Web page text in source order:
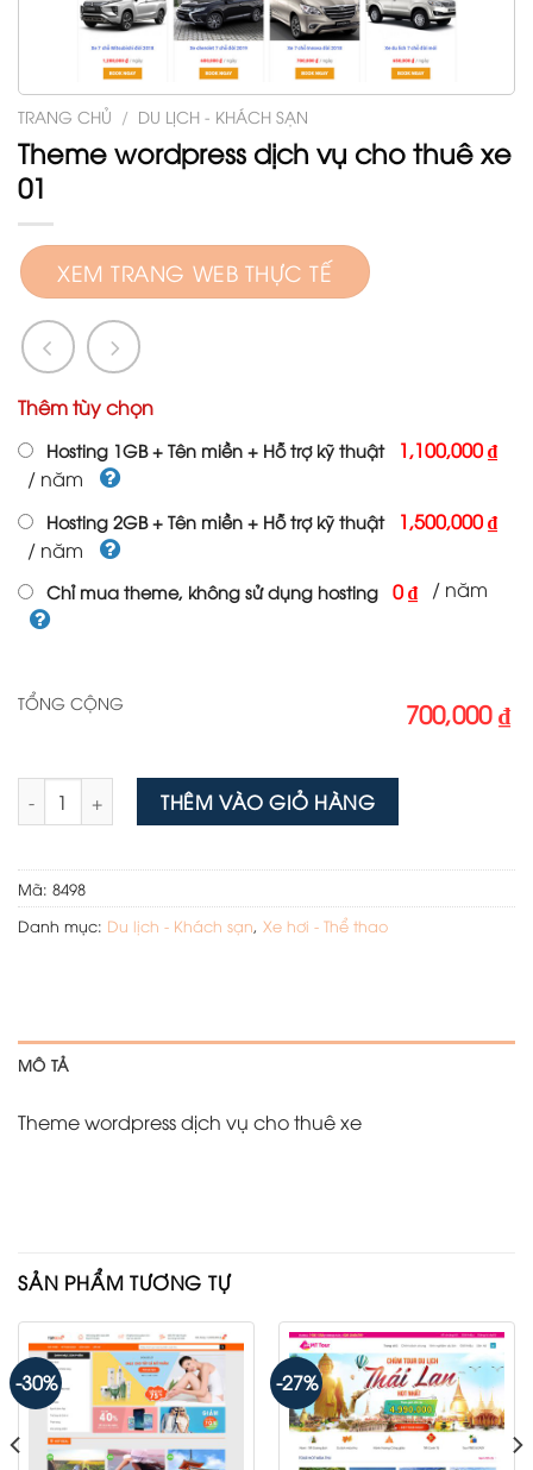
TRANG CHỦ / DU LỊCH - KHÁCH SẠN
Theme wordpress dịch vụ cho thuê xe
01
XEM TRANG WEB THỰC TẾ
Thêm tùy chọn
Hosting 1GB + Tên miền + Hỗ trợ kỹ thuật
1,100,000 ₫
/ năm
Hosting 2GB + Tên miền + Hỗ trợ kỹ thuật
1,500,000 ₫
/ năm
Chỉ mua theme, không sử dụng hosting 0 ₫ / năm
TỔNG CỘNG 700,000 ₫
Theme wordpress dịch vụ cho thuê xe 01 số lượng
THÊM VÀO GIỎ HÀNG
Mã: 8498
Danh mục: Du lịch - Khách sạn, Xe hơi - Thể thao
MÔ TẢ
Theme wordpress dịch vụ cho thuê xe
SẢN PHẨM TƯƠNG TỰ
-30% -27%